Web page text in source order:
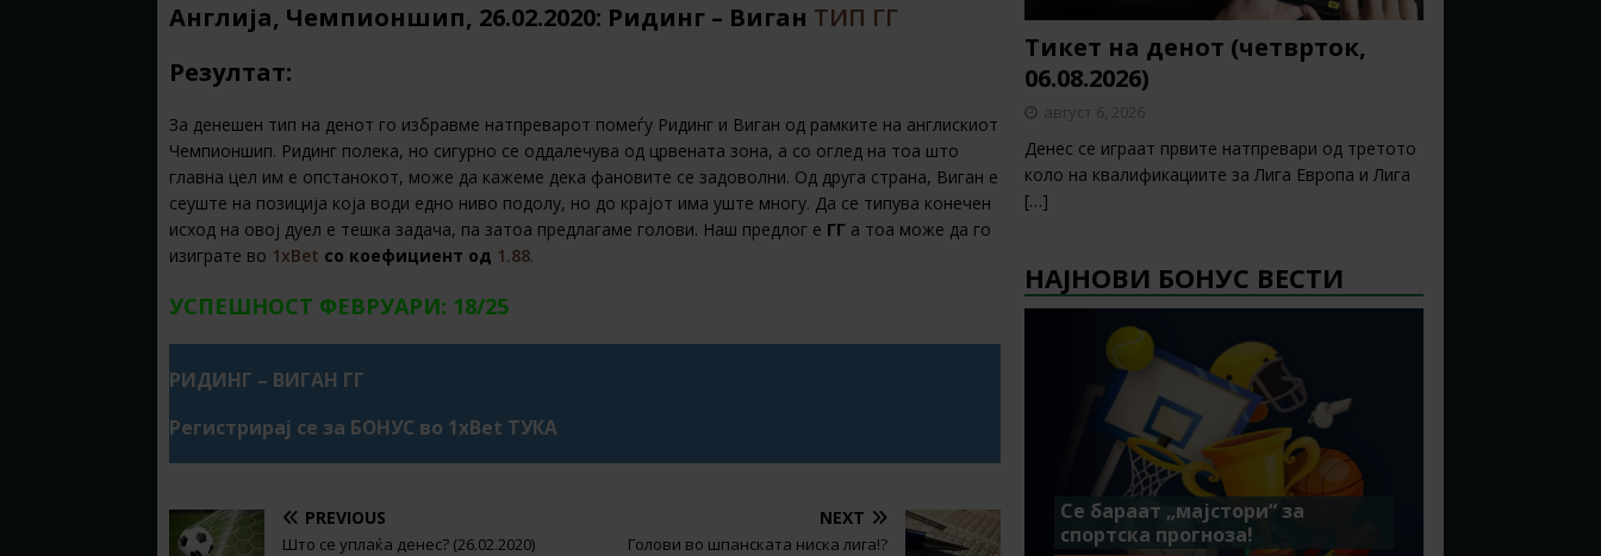
Англија, Чемпионшип, 26.02.2020: Ридинг – Виган ТИП ГГ
Резултат:
За денешен тип на денот го избравме натпреварот помеѓу Ридинг и Виган од рамките на англискиот
Чемпионшип. Ридинг полека, но сигурно се оддалечува од црвената зона, а со оглед на тоа што
главна цел им е опстанокот, може да кажеме дека фановите се задоволни. Од друга страна, Виган е
сеуште на позиција која води едно ниво подолу, но до крајот има уште многу. Да се типува конечен
исход на овој дуел е тешка задача, па затоа предлагаме голови. Наш предлог е ГГ а тоа може да го
изиграте во 1xBet со коефициент од 1.88.
УСПЕШНОСТ ФЕВРУАРИ: 18/25
РИДИНГ – ВИГАН ГГ
Регистрирај се за БОНУС во 1xBet ТУКА
PREVIOUS
Што се уплаќа денес? (26.02.2020)
NEXT
Голови во шпанската ниска лига!?
Тикет на денот (четврток,
06.08.2026)
август 6, 2026
Денес се играат првите натпревари од третото
коло на квалификациите за Лига Европа и Лига
[…]
НАЈНОВИ БОНУС ВЕСТИ
Се бараат „мајстори“ за
спортска прогноза!